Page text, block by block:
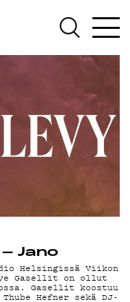
Jano
Helsingissä Viikon
Gasellit on ollut
Gasellit koostuu
Hefner sekä DJ-